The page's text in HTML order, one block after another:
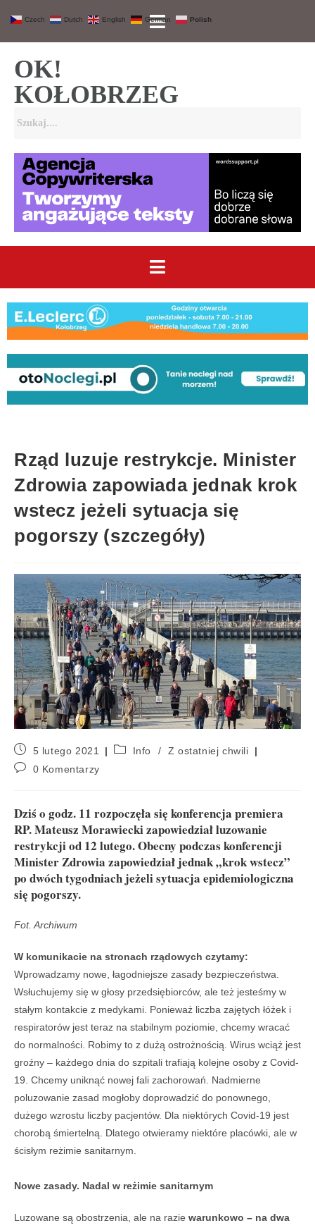
OK!
KOŁOBRZEG
Rząd luzuje restrykcje. Minister
Zdrowia zapowiada jednak krok
wstecz jeżeli sytuacja się
pogorszy (szczegóły)
5 lutego 2021 Info /
Z ostatniej chwili
0 Komentarzy
Dziś o godz. 11 rozpoczęła się konferencja premiera
RP. Mateusz Morawiecki zapowiedział luzowanie
restrykcji od 12 lutego. Obecny podczas konferencji
Minister Zdrowia zapowiedział jednak „krok wstecz”
po dwóch tygodniach jeżeli sytuacja epidemiologiczna
się pogorszy.
Fot. Archiwum
W komunikacie na stronach rządowych czytamy:
Wprowadzamy nowe, łagodniejsze zasady bezpieczeństwa.
Wsłuchujemy się w głosy przedsiębiorców, ale też jesteśmy w
stałym kontakcie z medykami. Ponieważ liczba zajętych łóżek i
respiratorów jest teraz na stabilnym poziomie, chcemy wracać
do normalności. Robimy to z dużą ostrożnością. Wirus wciąż jest
groźny – każdego dnia do szpitali trafiają kolejne osoby z Covid-
19. Chcemy uniknąć nowej fali zachorowań. Nadmierne
poluzowanie zasad mogłoby doprowadzić do ponownego,
dużego wzrostu liczby pacjentów. Dla niektórych Covid-19 jest
chorobą śmiertelną. Dlatego otwieramy niektóre placówki, ale w
ścisłym reżimie sanitarnym.
Nowe zasady. Nadal w reżimie sanitarnym
Luzowane są obostrzenia, ale na razie warunkowo – na dwa
Czech Dutch English German Polish